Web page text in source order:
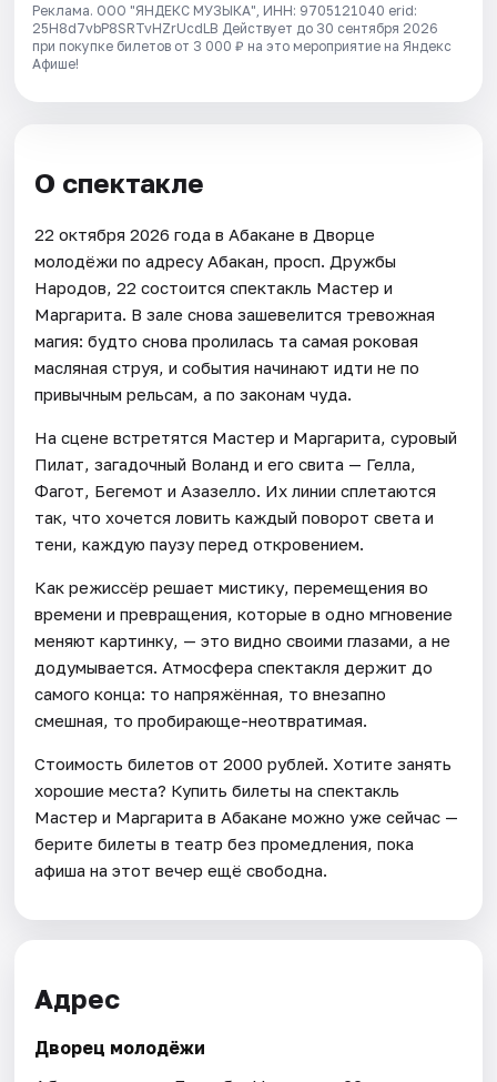
Реклама. ООО "ЯНДЕКС МУЗЫКА", ИНН: 9705121040 erid:
25H8d7vbP8SRTvHZrUcdLB Действует до 30 сентября 2026
при покупке билетов от 3 000 ₽ на это мероприятие на Яндекс
Афише!
О спектакле
22 октября 2026 года в Абакане в Дворце
молодёжи по адресу Абакан, просп. Дружбы
Народов, 22 состоится спектакль Мастер и
Маргарита. В зале снова зашевелится тревожная
магия: будто снова пролилась та самая роковая
масляная струя, и события начинают идти не по
привычным рельсам, а по законам чуда.
На сцене встретятся Мастер и Маргарита, суровый
Пилат, загадочный Воланд и его свита — Гелла,
Фагот, Бегемот и Азазелло. Их линии сплетаются
так, что хочется ловить каждый поворот света и
тени, каждую паузу перед откровением.
Как режиссёр решает мистику, перемещения во
времени и превращения, которые в одно мгновение
меняют картинку, — это видно своими глазами, а не
додумывается. Атмосфера спектакля держит до
самого конца: то напряжённая, то внезапно
смешная, то пробирающе-неотвратимая.
Стоимость билетов от 2000 рублей. Хотите занять
хорошие места? Купить билеты на спектакль
Мастер и Маргарита в Абакане можно уже сейчас —
берите билеты в театр без промедления, пока
афиша на этот вечер ещё свободна.
Адрес
Дворец молодёжи